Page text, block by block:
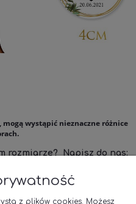
wystąpić nieznaczne różnice
rozmiarze? Napisz do nas:
z plików cookies. Możesz